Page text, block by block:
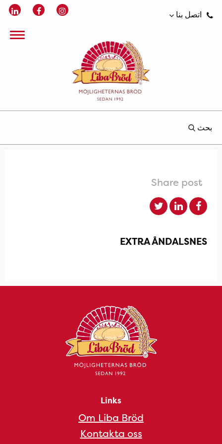
اتصل بنا
بحث
Share post
EXTRA ÅNDALSNES
Links
Om Liba Bröd
Kontakta oss